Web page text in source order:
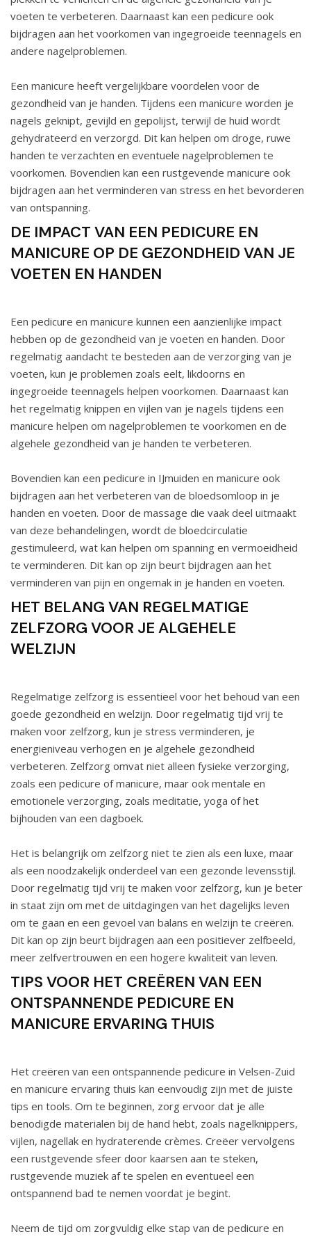
voeten te verbeteren. Daarnaast kan een pedicure ook
bijdragen aan het voorkomen van ingegroeide teennagels en
andere nagelproblemen.
Een manicure heeft vergelijkbare voordelen voor de
gezondheid van je handen. Tijdens een manicure worden je
nagels geknipt, gevijld en gepolijst, terwijl de huid wordt
gehydrateerd en verzorgd. Dit kan helpen om droge, ruwe
handen te verzachten en eventuele nagelproblemen te
voorkomen. Bovendien kan een rustgevende manicure ook
bijdragen aan het verminderen van stress en het bevorderen
van ontspanning.
DE IMPACT VAN EEN PEDICURE EN
MANICURE OP DE GEZONDHEID VAN JE
VOETEN EN HANDEN
Een pedicure en manicure kunnen een aanzienlijke impact
hebben op de gezondheid van je voeten en handen. Door
regelmatig aandacht te besteden aan de verzorging van je
voeten, kun je problemen zoals eelt, likdoorns en
ingegroeide teennagels helpen voorkomen. Daarnaast kan
het regelmatig knippen en vijlen van je nagels tijdens een
manicure helpen om nagelproblemen te voorkomen en de
algehele gezondheid van je handen te verbeteren.
Bovendien kan een pedicure in IJmuiden en manicure ook
bijdragen aan het verbeteren van de bloedsomloop in je
handen en voeten. Door de massage die vaak deel uitmaakt
van deze behandelingen, wordt de bloedcirculatie
gestimuleerd, wat kan helpen om spanning en vermoeidheid
te verminderen. Dit kan op zijn beurt bijdragen aan het
verminderen van pijn en ongemak in je handen en voeten.
HET BELANG VAN REGELMATIGE
ZELFZORG VOOR JE ALGEHELE
WELZIJN
Regelmatige zelfzorg is essentieel voor het behoud van een
goede gezondheid en welzijn. Door regelmatig tijd vrij te
maken voor zelfzorg, kun je stress verminderen, je
energieniveau verhogen en je algehele gezondheid
verbeteren. Zelfzorg omvat niet alleen fysieke verzorging,
zoals een pedicure of manicure, maar ook mentale en
emotionele verzorging, zoals meditatie, yoga of het
bijhouden van een dagboek.
Het is belangrijk om zelfzorg niet te zien als een luxe, maar
als een noodzakelijk onderdeel van een gezonde levensstijl.
Door regelmatig tijd vrij te maken voor zelfzorg, kun je beter
in staat zijn om met de uitdagingen van het dagelijks leven
om te gaan en een gevoel van balans en welzijn te creëren.
Dit kan op zijn beurt bijdragen aan een positiever zelfbeeld,
meer zelfvertrouwen en een hogere kwaliteit van leven.
TIPS VOOR HET CREËREN VAN EEN
ONTSPANNENDE PEDICURE EN
MANICURE ERVARING THUIS
Het creëren van een ontspannende pedicure in Velsen-Zuid
en manicure ervaring thuis kan eenvoudig zijn met de juiste
tips en tools. Om te beginnen, zorg ervoor dat je alle
benodigde materialen bij de hand hebt, zoals nagelknippers,
vijlen, nagellak en hydraterende crèmes. Creëer vervolgens
een rustgevende sfeer door kaarsen aan te steken,
rustgevende muziek af te spelen en eventueel een
ontspannend bad te nemen voordat je begint.
Neem de tijd om zorgvuldig elke stap van de pedicure en